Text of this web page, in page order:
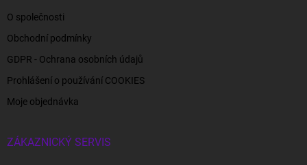
O společnosti
Obchodní podmínky
GDPR - Ochrana osobních údajů
Prohlášení o používání COOKIES
Moje objednávka
ZÁKAZNICKÝ SERVIS